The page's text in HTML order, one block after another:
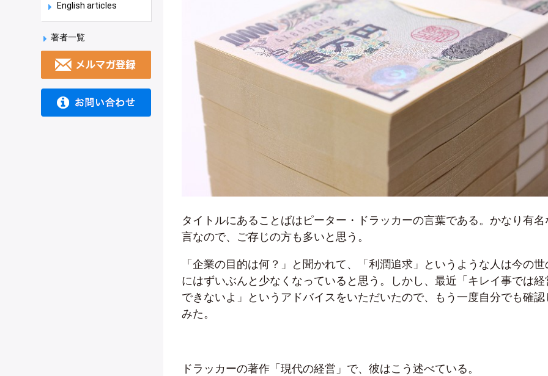
English articles
著者一覧
タイトルにあることばはピーター・ドラッカーの言葉である。かなり有名
言なので、ご存じの方も多いと思う。
「企業の目的は何？」と聞かれて、「利潤追求」というような人は今の世
にはずいぶんと少なくなっていると思う。しかし、最近「キレイ事では経
できないよ」というアドバイスをいただいたので、もう一度自分でも確認
みた。
ドラッカーの著作「現代の経営」で、彼はこう述べている。